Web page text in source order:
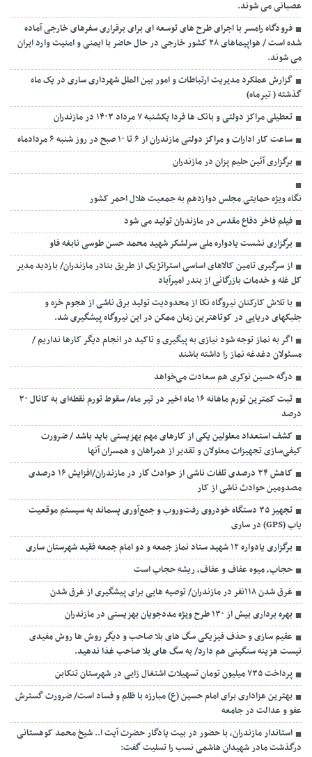
عصبانی می شوند.
فرودگاه رامسر با اجرای طرح های توسعه ای برای برقراری سفرهای خارجی آماده
شده است / هواپیماهای ۲۸ کشور خارجی در حال حاضر با ایمنی و امنیت وارد ایران
می شوند.
گزارش عملکرد مدیریت ارتباطات و امور بین الملل شهرداری ساری در یک ماه
گذشته ( تیرماه)
تعطیلی مراکز دولتی و بانک ها فردا یکشنبه ۷ مرداد ۱۴۰۳ در مازندران
ساعت کار ادارات و مراکز دولتی مازندران از ۶ تا ۱۰ صبح در روز شنبه ۶ مردادماه
برگزاری آئین حلیم پزان در مازندران
نگاه ویژه حمایتی مجلس دوازدهم به جمعیت هلال احمر کشور
فیلم فاخر دفاع مقدس در مازندران تولید می شود
برگزاری نشست یادواره ملی سرلشکر شهید محمد حسن طوسی نابغه فاو
از سرگیری تامین کالاهای اساسی استراتژیک از طریق بنادر مازندران/ بازدید مدیر
کل غله و خدمات بازرگانی از بندر امیرآباد
با تلاش کارکنان نیروگاه نکا از محدودیت تولید برق ناشی از هجوم خزه و
جلبکهای دریایی در کوتاهترین زمان ممکن در این نیروگاه پیشگیری شد.
اگر به نماز توجه شود نیازی به پیگیری و تاکید در انجام دیگر کارها نداریم /
مسئولان دغدغه نماز را داشته باشند
درگه حسین نوکری هم سعادت می‌خواهد
ثبت کمترین تورم ماهانه ۱۶ ماه اخیر در تیر ماه/ سقوط تورم نقطه‌ای به کانال ۳۰
درصد
کشف استعداد معلولین یکی از کارهای مهم بهزیستی باید باشد / ضرورت
کیفی‌سازی تجهیزات معلولان و تقدیر از همراهان و همسران آنها
کاهش ۳۴ درصدی تلفات ناشی از حوادث كار در مازندران/افزایش ۱۶ درصدی
مصدومین حوادث ناشی از کار
تجهیز ۳۵ دستگاه خودروی رفت‌وروب و جمع‌آوری پسماند به سیستم موقعیت
یاب (GPS) در ساری
برگزاری یادواره ۱۲ شهید ستاد نماز جمعه و دو امام جمعه فقید شهرستان ساری
حجاب، میوه عفاف و عفاف، ریشه حجاب است
غرق شدن ۱۱۸نفر در مازندران/ توصيه هايی برای پيشگيری از غرق شدن
بهره برداری بیش از ۱۳۰ طرح ویژه مددجویان بهزیستی در مازندران
عقیم سازی و حذف فیزیکی سگ های بلا صاحب و دیگر روش ها روش مفیدی
نیست هزینه سنگینی هم دارد/ به سگ های بلا صاحب غذا ندهید.
پرداخت ۷۳۵ میلیون تومان تسهیلات اشتغال زایی در شهرستان تنکابن
بهترین عزاداری برای امام حسین (ع) مبارزه با ظلم و فساد است/ ضرورت گسترش
عفو و عدالت در جامعه
استاندار مازندران، با حضور در بیت یادگار حضرت آیت ا.. شیخ محمد کوهستانی
درگذشت مادر شهیدان هاشمی نسب را تسلیت گفت: